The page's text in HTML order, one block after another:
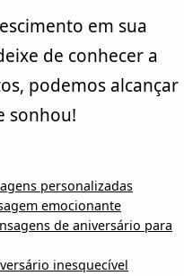
em sua
de conhecer a
podemos alcançar
sonhou!
personalizadas
emocionante
de aniversário para
inesquecível